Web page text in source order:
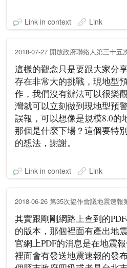
Link in context Link
2018-07-27 開放政府聯絡人第三十五
這樣的觀念只是要跟大家分
存在非常大的挑戰，現地型
作，我們沒有辦法可以很樂
灣就可以立刻做到現地型預
誤報，可以想像是規模8.0的
那個是什麼下場？這個要特
的想法，謝謝。
Link in context Link
2018-06-26 第35次協作會議地震速報
其實跟剛剛網路上查到的
的版本，那個裡面有產出地
官網上PDF的消息是在地震
裡面會有發送地震速報的發